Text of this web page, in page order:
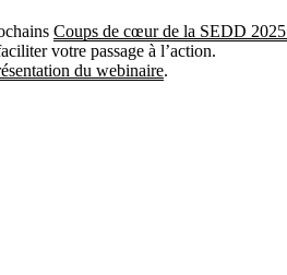
Coups de cœur de la SEDD 2025
votre passage à l’action.
du webinaire.